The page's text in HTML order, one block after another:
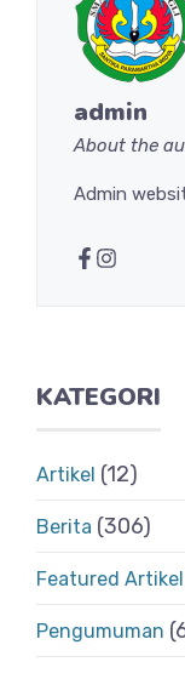
admin
About the
Admin
KATEGORI
Artikel (12)
Berita (306)
Featured Artikel
Pengumuman